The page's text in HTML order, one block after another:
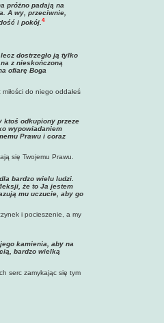
próżno padają na
A wy, przeciwnie,
i pokój.4
dostrzegło ją tylko
z nieskończoną
ofiarę Boga
do niego oddałeś
ktoś odkupiony przeze
wypowiadaniem
Prawu i coraz
się Twojemu Prawu.
bardzo wielu ludzi.
że to Ja jestem
mu uczucie, aby go
i pocieszenie, a my
kamienia, aby na
bardzo wielką
serc zamykając się tym